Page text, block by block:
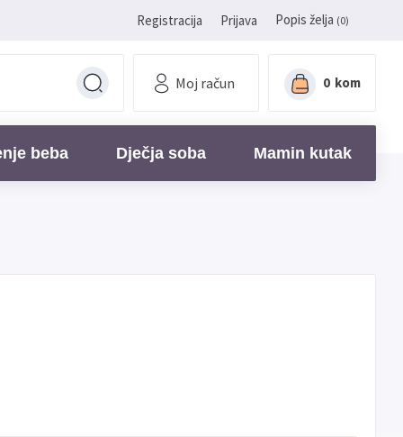
Registracija Prijava Popis želja (0)
Moj račun 0 kom
beba Dječja soba Mamin kutak